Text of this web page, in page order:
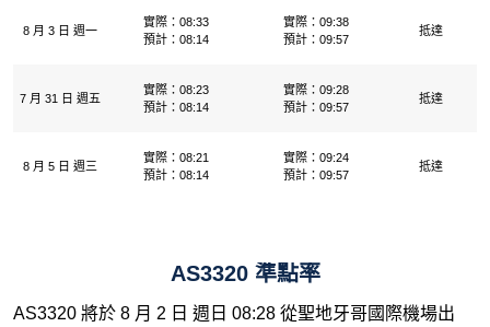
8 月 3 日 週一
實際：08:33
預計：08:14
實際：09:38
預計：09:57
抵達
7 月 31 日 週五
實際：08:23
預計：08:14
實際：09:28
預計：09:57
抵達
8 月 5 日 週三
實際：08:21
預計：08:14
實際：09:24
預計：09:57
抵達
AS3320 準點率
AS3320 將於 8 月 2 日 週日 08:28 從聖地牙哥國際機場出